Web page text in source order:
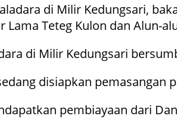
di Milir Kedungsari,
Lama Teteg Kulon dan Alun-
di Milir Kedungsari
disiapkan pemasangan
pembiayaan dari